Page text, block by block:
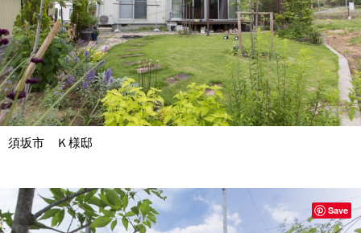
須坂市 Ｋ様邸
Save